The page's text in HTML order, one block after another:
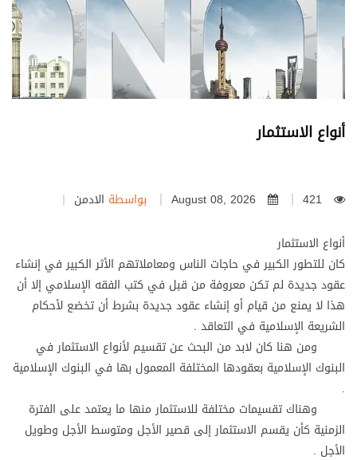
أنواع الاستثمار
بواسطة الادمن August 08, 2026 421
أنواع الاستثمار
كان للتطور الكبير في حاجات الناس ومعاملاتهم الأثر الكبير في إنشاء
عقود جديدة لم تكن معروفة من قبل في كتب الفقه الإسلامي إلا أن
هذا لا يمنع من قيام أو إنشاء عقود جديدة بشرط أن تخضع لأحكام
الشريعة الإسلامية في التعاقد .
ومن هنا كان لابد من البحث عن تقسيم لأنواع الاستثمار في
البنوك الإسلامية بعقودها المختلفة المعمول بها في البنوك الإسلامية
.
وهناك تقسيمات مختلفة للاستثمار منها ما يعتمد على الفترة
الزمنية كأن يقسم الاستثمار إلى قصير الأجل ومتوسط الأجل وطويل
الأجل .